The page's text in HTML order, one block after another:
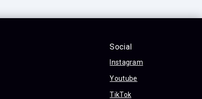
Social
Instagram
Youtube
TikTok